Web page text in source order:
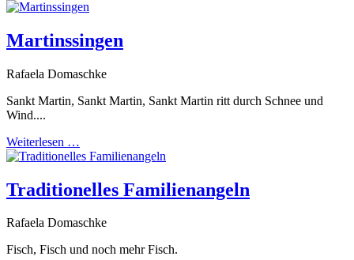
Martinssingen
Rafaela Domaschke
Sankt Martin, Sankt Martin, Sankt Martin ritt durch Schnee und
Wind....
Weiterlesen …
Traditionelles Familienangeln
Rafaela Domaschke
Fisch, Fisch und noch mehr Fisch.